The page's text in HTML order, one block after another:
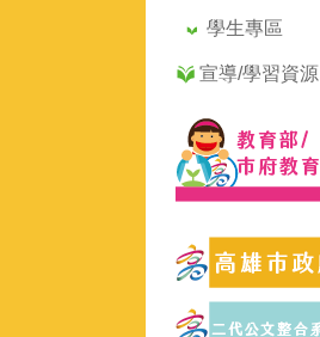
學生專區
宣導/學習資源